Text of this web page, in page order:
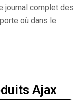
journal complet des
où dans le
Ajax